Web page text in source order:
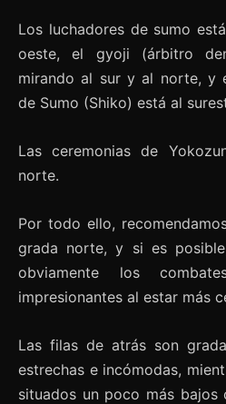
Los luchadores de sumo
oeste, el gyoji (árbitro
mirando al sur y al norte, y
de Sumo (Shiko) está al
Las ceremonias de
norte.
Por todo ello,
grada norte, y si es
obviamente los
impresionantes al estar más
Las filas de atrás son
estrechas e incómodas,
situados un poco más bajos